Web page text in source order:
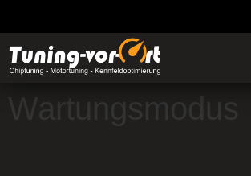
Wartungsmodus